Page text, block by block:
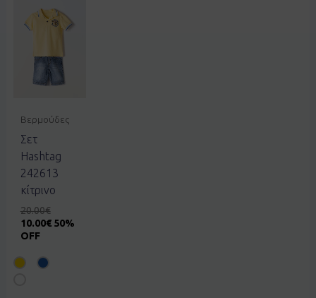
Βερμούδες
Σετ
Hashtag
242613
κίτρινο
20.00€
10.00€ 50%
OFF